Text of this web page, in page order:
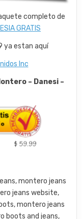
completo de
GRATIS
ya estan aquí
Inc
– Danesi –
montero jeans
jeans website,
montero jeans
boots and jeans,